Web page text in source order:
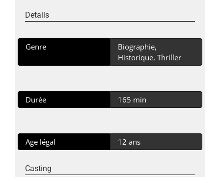
Details
Genre
Biographie,
Historique, Thriller
Durée 165 min
Age légal 12 ans
Casting